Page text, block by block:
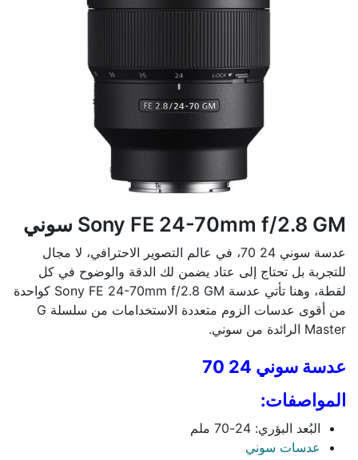
Sony FE 24-70mm f/2.8 GM سوني
عدسة سوني 24 70، في عالم التصوير الاحترافي، لا مجال
للتجربة بل تحتاج إلى عتاد يضمن لك الدقة والوضوح في كل
لقطة، وهنا تأتي عدسة Sony FE 24-70mm f/2.8 GM كواحدة
من أقوى عدسات الزوم متعددة الاستخدامات من سلسلة G
Master الرائدة من سوني.
عدسة سوني 24 70
المواصفات:
البُعد البؤري: 24-70 ملم
عدسات سوني